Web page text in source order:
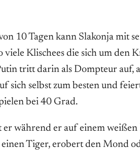
10 Tagen kann Slakonja mit
viele Klischees die sich um den
tritt darin als Dompteur auf,
sich selbst zum besten und
bei 40 Grad.
er während er auf einem
Tiger, erobert den Mond